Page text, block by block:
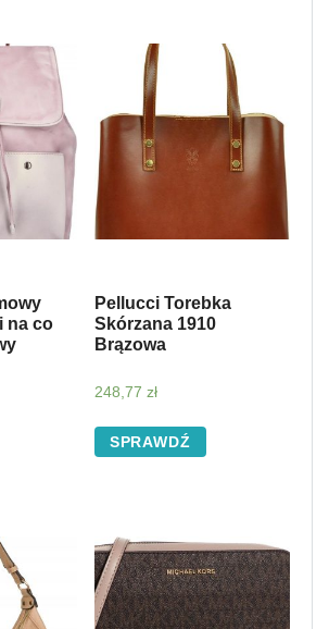
na co
Pellucci Torebka
Skórzana 1910
Brązowa
248,77 zł
SPRAWDŹ